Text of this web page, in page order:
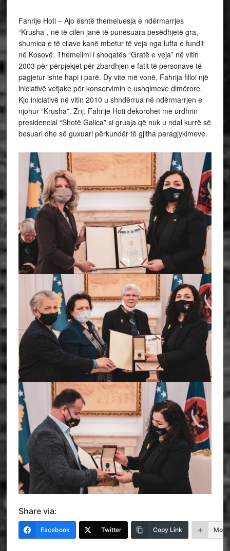
Fahrije Hoti – Ajo është themeluesja e ndërmarrjes
“Krusha”, në të cilën janë të punësuara pesëdhjetë gra,
shumica e të cilave kanë mbetur të veja nga lufta e fundit
në Kosovë. Themelimi i shoqatës “Gratë e veja” në vitin
2003 për përpjekjet për zbardhjen e fatit të personave të
pagjetur ishte hapi i parë. Dy vite më vonë, Fahrija filloi një
iniciativë vetjake për konservimin e ushqimeve dimërore.
Kjo iniciativë në vitin 2010 u shndërrua në ndërmarrjen e
njohur “Krusha”. Znj. Fahrije Hoti dekorohet me urdhrin
presidencial “Shotë Galica” si gruaja që nuk u ndal kurrë së
besuari dhe së guxuari përkundër të gjitha paragjykimeve.
Share via:
Facebook Twitter Copy Link More